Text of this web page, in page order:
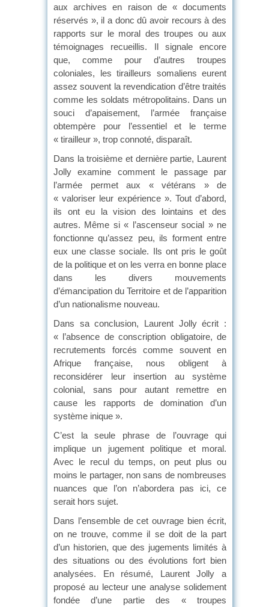
aux archives en raison de « documents
réservés », il a donc dû avoir recours à des
rapports sur le moral des troupes ou aux
témoignages recueillis. Il signale encore
que, comme pour d’autres troupes
coloniales, les tirailleurs somaliens eurent
assez souvent la revendication d’être traités
comme les soldats métropolitains. Dans un
souci d’apaisement, l’armée française
obtempère pour l’essentiel et le terme
« tirailleur », trop connoté, disparaît.
Dans la troisième et dernière partie, Laurent
Jolly examine comment le passage par
l’armée permet aux « vétérans » de
« valoriser leur expérience ». Tout d’abord,
ils ont eu la vision des lointains et des
autres. Même si « l’ascenseur social » ne
fonctionne qu’assez peu, ils forment entre
eux une classe sociale. Ils ont pris le goût
de la politique et on les verra en bonne place
dans les divers mouvements
d’émancipation du Territoire et de l’apparition
d’un nationalisme nouveau.
Dans sa conclusion, Laurent Jolly écrit :
« l’absence de conscription obligatoire, de
recrutements forcés comme souvent en
Afrique française, nous obligent à
reconsidérer leur insertion au système
colonial, sans pour autant remettre en
cause les rapports de domination d’un
système inique ».
C’est la seule phrase de l’ouvrage qui
implique un jugement politique et moral.
Avec le recul du temps, on peut plus ou
moins le partager, non sans de nombreuses
nuances que l’on n’abordera pas ici, ce
serait hors sujet.
Dans l’ensemble de cet ouvrage bien écrit,
on ne trouve, comme il se doit de la part
d’un historien, que des jugements limités à
des situations ou des évolutions fort bien
analysées. En résumé, Laurent Jolly a
proposé au lecteur une analyse solidement
fondée d’une partie des « troupes